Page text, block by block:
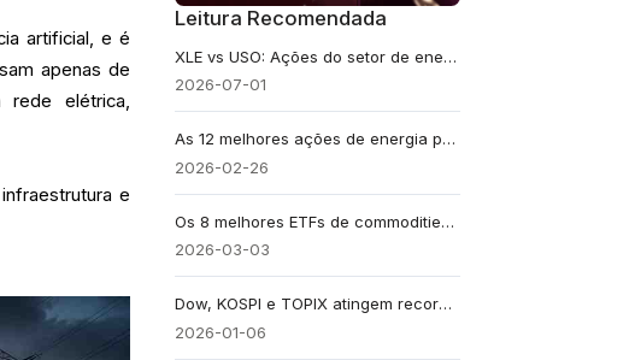
artificial, e é
apenas de
rede elétrica,
e
Leitura Recomendada
XLE vs USO: Ações do setor de energia ou exposição direta ao petróleo bruto?
2026-07-01
As 12 melhores ações de energia para comprar agora e obter renda confiável de dividendos
2026-02-26
Os 8 melhores ETFs de commodities: o que comprar e por que em 2026
2026-03-03
Dow, KOSPI e TOPIX atingem recordes históricos: por que os mercados estão em alta agora?
2026-01-06